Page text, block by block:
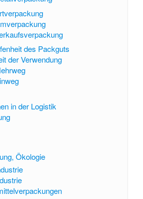
des Packguts
der Verwendung
in der Logistik
Ökologie